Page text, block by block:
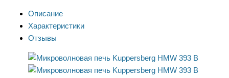
Описание
Характеристики
Отзывы